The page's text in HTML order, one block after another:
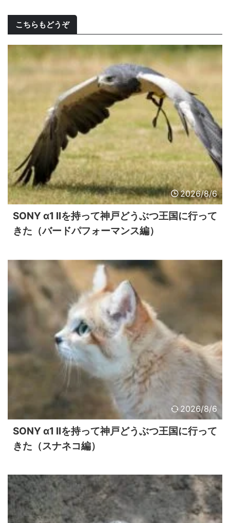
こちらもどうぞ
2026/8/6
SONY α1 IIを持って神戸どうぶつ王国に行って
きた（バードパフォーマンス編）
2026/8/6
SONY α1 IIを持って神戸どうぶつ王国に行って
きた（スナネコ編）